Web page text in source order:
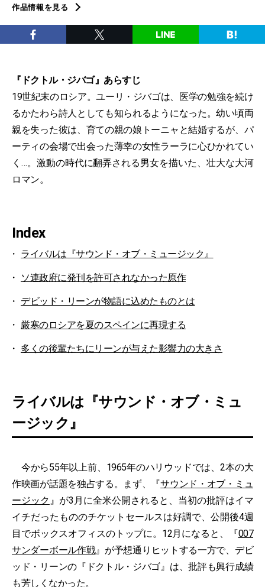
作品情報を見る
『ドクトル・ジバゴ』あらすじ
19世紀末のロシア。ユーリ・ジバゴは、医学の勉強を続け
るかたわら詩人としても知られるようになった。幼い頃両
親を失った彼は、育ての親の娘トーニャと結婚するが、パ
ーティの会場で出会った薄幸の女性ラーラに心ひかれてい
く…。激動の時代に翻弄される男女を描いた、壮大な大河
ロマン。
Index
ライバルは『サウンド・オブ・ミュージック』
ソ連政府に発刊を許可されなかった原作
デビッド・リーンが物語に込めたものとは
厳寒のロシアを夏のスペインに再現する
多くの後輩たちにリーンが与えた影響力の大きさ
ライバルは『サウンド・オブ・ミュ
ージック』
今から55年以上前、1965年のハリウッドでは、2本の大
作映画が話題を独占する。まず、『サウンド・オブ・ミュ
ージック 』が3月に全米公開されると、当初の批評はイマ
イチだったもののチケットセールスは好調で、公開後4週
目でボックスオフィスのトップに。12月になると、『007
サンダーボール作戦』が予想通りヒットする一方で、デビ
ッド・リーンの『ドクトル・ジバゴ』は、批評も興行成績
も芳しくなかった。